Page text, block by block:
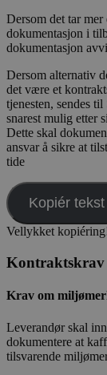
Dersom det tar
dokumentasjon i
dokumentasjon
Dersom alternativ
det være et
tjenesten, sendes
snarest mulig etter
Dette skal
ansvar å sikre at
tide
Kopiér tekst
Vellykket
Kontraktskrav
Krav om
Leverandør skal
dokumentere at
tilsvarende